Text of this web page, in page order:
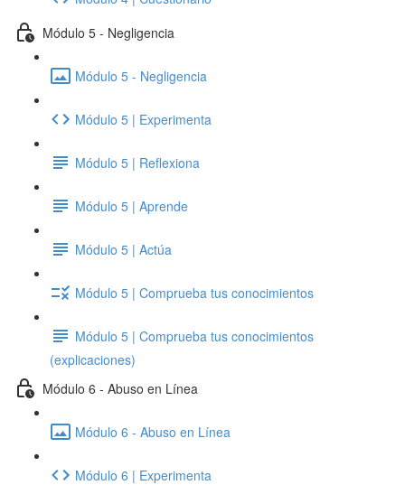
Módulo 5 - Negligencia
Módulo 5 - Negligencia
Módulo 5 | Experimenta
Módulo 5 | Reflexiona
Módulo 5 | Aprende
Módulo 5 | Actúa
Módulo 5 | Comprueba tus conocimientos
Módulo 5 | Comprueba tus conocimientos
(explicaciones)
Módulo 6 - Abuso en Línea
Módulo 6 - Abuso en Línea
Módulo 6 | Experimenta